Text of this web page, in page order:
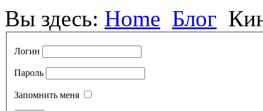
Вы здесь: Home Блог
Логин
Пароль
Запомнить меня